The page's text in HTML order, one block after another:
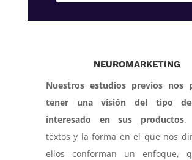
NEUROMARKETING
Nuestros estudios previos nos
tener una visión del tipo
interesado en sus productos.
textos y la forma en el que nos
ellos conforman un enfoque,